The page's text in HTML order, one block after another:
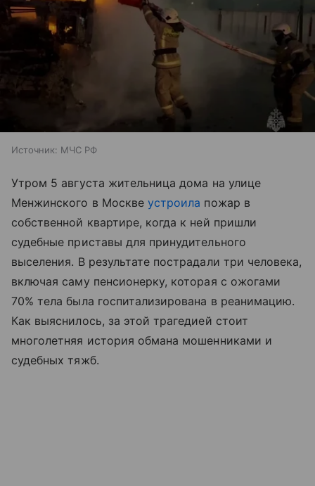
Источник: МЧС РФ
Утром 5 августа жительница дома на улице
Менжинского в Москвеустроила пожар в
собственной квартире, когда к ней пришли
судебные приставы для принудительного
выселения. В результате пострадали три человека,
включая саму пенсионерку, которая с ожогами
70% тела была госпитализирована в реанимацию.
Как выяснилось, за этой трагедией стоит
многолетняя история обмана мошенниками и
судебных тяжб.